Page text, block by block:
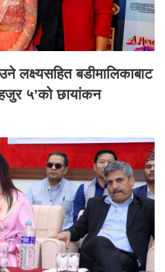
लक्ष्यसहित बडीमालिकाबाट
५’को छायांकन